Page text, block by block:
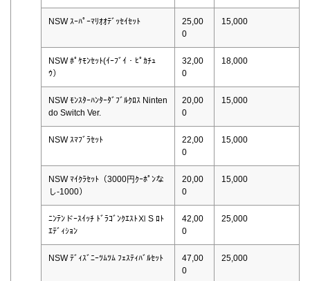
NSW ｽｰﾊﾟｰﾏﾘｵｵﾃﾞｯｾｲｾｯﾄ
25,00
0
15,000
NSW ﾎﾟｹﾓﾝｾｯﾄ(ｲｰﾌﾞｲ・ﾋﾟｶﾁｭ
ｳ）
32,00
0
18,000
NSW ﾓﾝｽﾀｰﾊﾝﾀｰﾀﾞﾌﾞﾙｸﾛｽ Ninten
do Switch Ver.
20,00
0
15,000
NSW ｽﾏﾌﾞﾗｾｯﾄ
22,00
0
15,000
NSW ﾏｲｸﾗｾｯﾄ（3000円ｸｰﾎﾟﾝな
し-1000）
20,00
0
15,000
ﾆﾝﾃﾝドｰｽｲｯﾁ ﾄﾞﾗｺﾞﾝｸｴｽﾄⅪ S ﾛﾄ
ｴﾃﾞｨｼｮﾝ
42,00
0
25,000
NSW ﾃﾞｨｽﾞﾆｰﾂﾑﾂﾑ ﾌｪｽﾃｨﾊﾞﾙｾｯﾄ
47,00
0
25,000